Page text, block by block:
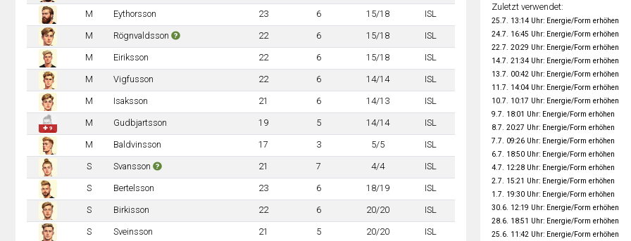
M Eythorsson 23 6 15/18 ISL
M Rögnvaldsson 22 6 15/18 ISL
M Eiriksson 22 6 15/18 ISL
M Vigfusson 22 6 14/14 ISL
M Isaksson 21 6 14/13 ISL
✚ 9
M Gudbjartsson 19 5 14/14 ISL
M Baldvinsson 17 3 5/5 ISL
S Svansson 21 7 4/4 ISL
S Bertelsson 23 6 18/19 ISL
S Birkisson 22 6 20/20 ISL
S Sveinsson 21 5 20/20 ISL
Zuletzt verwendet:
25.7. 13:14 Uhr: Energie/Form erhöhen
24.7. 16:45 Uhr: Energie/Form erhöhen
22.7. 20:29 Uhr: Energie/Form erhöhen
14.7. 21:34 Uhr: Energie/Form erhöhen
13.7. 00:42 Uhr: Energie/Form erhöhen
11.7. 14:04 Uhr: Energie/Form erhöhen
10.7. 10:17 Uhr: Energie/Form erhöhen
9.7. 18:01 Uhr: Energie/Form erhöhen
8.7. 20:27 Uhr: Energie/Form erhöhen
7.7. 09:26 Uhr: Energie/Form erhöhen
6.7. 18:50 Uhr: Energie/Form erhöhen
4.7. 12:28 Uhr: Energie/Form erhöhen
2.7. 15:21 Uhr: Energie/Form erhöhen
1.7. 19:30 Uhr: Energie/Form erhöhen
30.6. 12:19 Uhr: Energie/Form erhöhen
28.6. 18:51 Uhr: Energie/Form erhöhen
25.6. 11:42 Uhr: Energie/Form erhöhen